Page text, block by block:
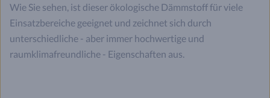
Wie Sie sehen, ist dieser ökologische Dämmstoff für viele
Einsatzbereiche geeignet und zeichnet sich durch
unterschiedliche - aber immer hochwertige und
raumklimafreundliche - Eigenschaften aus.